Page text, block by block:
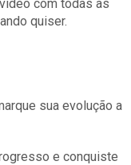
com todas as
quiser.
sua evolução a
e conquiste